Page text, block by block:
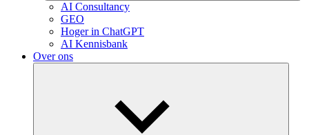
AI Consultancy
GEO
Hoger in ChatGPT
AI Kennisbank
Over ons